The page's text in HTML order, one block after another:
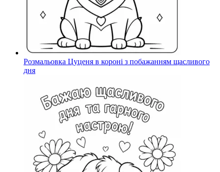
Розмальовка Цуценя в короні з побажанням щасливого
дня